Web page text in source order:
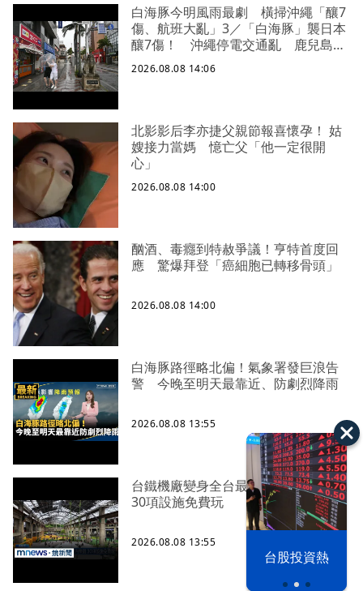
台股投資熱
白海豚今明風雨最劇 橫掃沖繩「釀7
傷、航班大亂」3／「白海豚」襲日本
釀7傷！ 沖繩停電交通亂 鹿兒島建
築毀
2026.08.08 14:06
北影影后李亦捷父親節報喜懷孕！ 姑
嫂接力當媽 憶亡父「他一定很開
心」
2026.08.08 14:00
酗酒、毒癮到特赦爭議！亨特首度回
應 驚爆拜登「癌細胞已轉移骨頭」
2026.08.08 14:00
白海豚路徑略北偏！氣象署發巨浪告
警 今晚至明天最靠近、防劇烈降雨
2026.08.08 13:55
台鐵機廠變身全台最大半室內樂園
30項設施免費玩
2026.08.08 13:55